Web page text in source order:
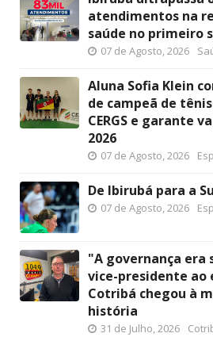
atendimentos na
saúde no primeiro
07 de Agosto, 2026
Aluna Sofia Klein
de campeã de
CERGS e garante
2026
07 de Agosto, 2026
De Ibirubá para a
07 de Agosto, 2026
"A governança era
vice-presidente ao
Cotribá chegou à
história
31 de Julho, 2026